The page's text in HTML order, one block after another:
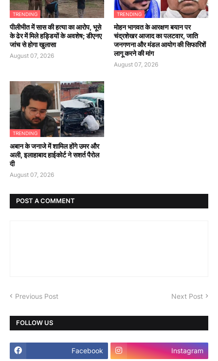
TRENDING
पीलीभीत में सास की हत्या का आरोप, भूसे
के ढेर में मिले हड्डियों के अवशेष; डीएनए
जांच से होगा खुलासा
August 07, 2026
TRENDING
मोहन भागवत के आरक्षण बयान पर
चंद्रशेखर आजाद का पलटवार, जाति
जनगणना और मंडल आयोग की सिफारिशें
लागू करने की मांग
August 07, 2026
TRENDING
अबान के जनाजे में शामिल होंगे उमर और
अली, इलाहाबाद हाईकोर्ट ने सशर्त पैरोल
दी
August 07, 2026
POST A COMMENT
Previous Post Next Post
FOLLOW US
Facebook Instagram